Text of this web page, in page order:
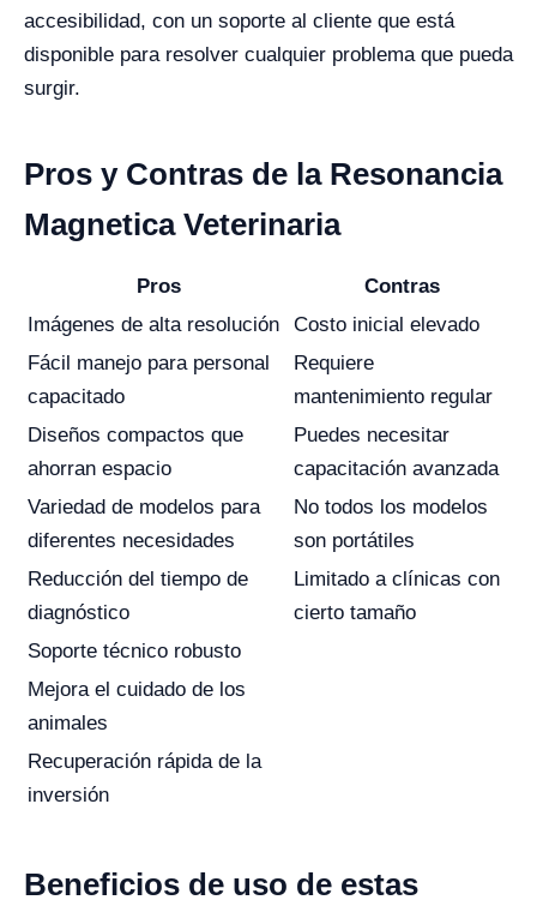
accesibilidad, con un soporte al cliente que está
disponible para resolver cualquier problema que pueda
surgir.
Pros y Contras de la Resonancia
Magnetica Veterinaria
Pros
Contras
Imágenes de alta resolución
Costo inicial elevado
Fácil manejo para personal
capacitado
Requiere
mantenimiento regular
Diseños compactos que
ahorran espacio
Puedes necesitar
capacitación avanzada
Variedad de modelos para
diferentes necesidades
No todos los modelos
son portátiles
Reducción del tiempo de
diagnóstico
Limitado a clínicas con
cierto tamaño
Soporte técnico robusto
Mejora el cuidado de los
animales
Recuperación rápida de la
inversión
Beneficios de uso de estas